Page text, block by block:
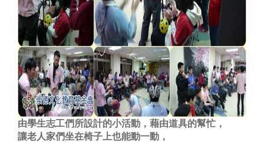
由學生志工們所設計的小活動，藉由道具的幫忙，
讓老人家們坐在椅子上也能動一動，